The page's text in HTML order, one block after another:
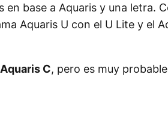
base a Aquaris y una letra.
Aquaris U con el U Lite y
C, pero es muy